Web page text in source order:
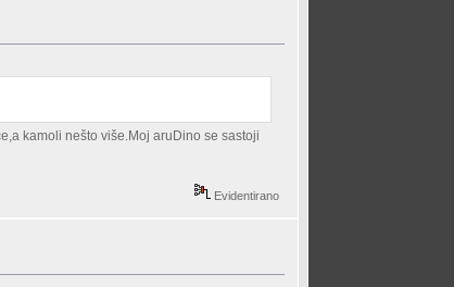
kamoli nešto više.Moj aruDino se sastoji
Evidentirano